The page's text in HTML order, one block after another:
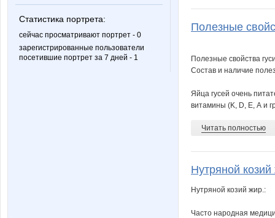
Статистика портрета:
сейчас просматривают портрет - 0
зарегистрированные пользователи
посетившие портрет за 7 дней - 1
Полезные
Полезные свойства
Состав и наличие
Яйца гусей очень
витамины (K, D, Е, А и
Читать полностью
Нутряной
Нутряной козий жир.:
Часто народная